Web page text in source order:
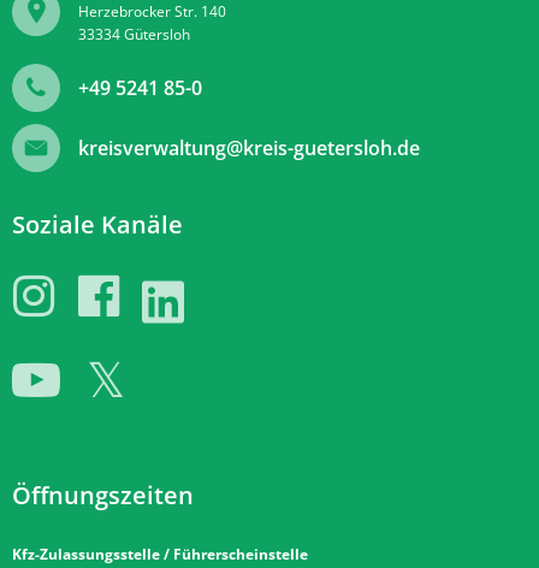
Herzebrocker Str. 140
33334Gütersloh
+49 5241 85-0
kreisverwaltung@kreis-guetersloh.de
Soziale Kanäle
Öffnungszeiten
Kfz-Zulassungsstelle / Führerscheinstelle